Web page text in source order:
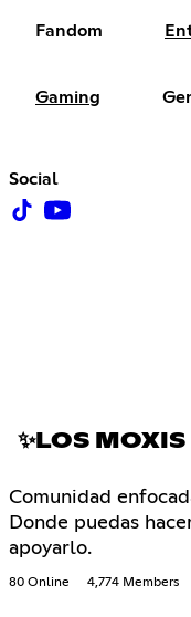
Fandom
Gaming
Social
✨LOS
Comunidad
Donde puedas
apoyarlo.
80 Online 4,774 Members